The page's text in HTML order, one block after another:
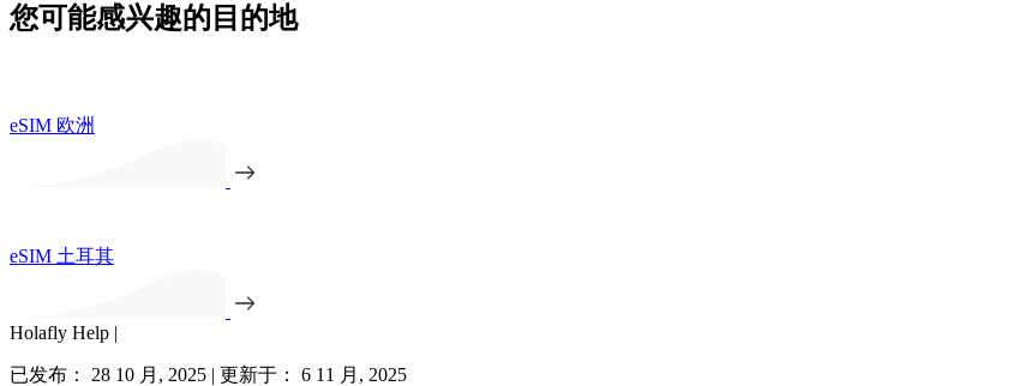
您可能感兴趣的目的地
eSIM 欧洲
eSIM 土耳其
Holafly Help |
已发布： 28 10 月, 2025 | 更新于： 6 11 月, 2025